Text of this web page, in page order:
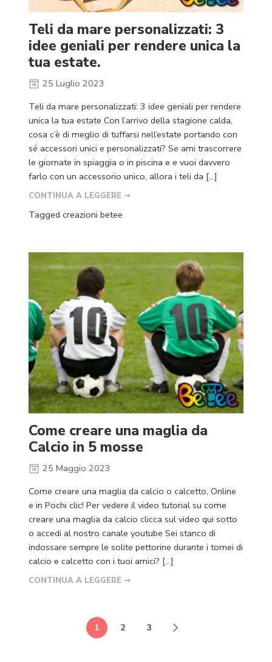
Teli da mare personalizzati: 3
idee geniali per rendere unica la
tua estate.
25 Luglio 2023
Teli da mare personalizzati: 3 idee geniali per rendere
unica la tua estate Con l’arrivo della stagione calda,
cosa c’è di meglio di tuffarsi nell’estate portando con
sé accessori unici e personalizzati? Se ami trascorrere
le giornate in spiaggia o in piscina e e vuoi davvero
farlo con un accessorio unico, allora i teli da […]
CONTINUA A LEGGERE ➞
Taggedcreazioni betee
Come creare una maglia da
Calcio in 5 mosse
25 Maggio 2023
Come creare una maglia da calcio o calcetto, Online
e in Pochi clic! Per vedere il video tutorial su come
creare una maglia da calcio clicca sul video qui sotto
o accedi al nostro canale youtube Sei stanco di
indossare sempre le solite pettorine durante i tornei di
calcio e calcetto con i tuoi amici? […]
CONTINUA A LEGGERE ➞
1 2 3